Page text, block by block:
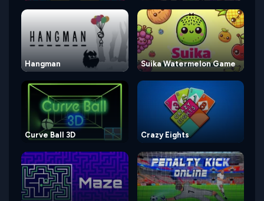
Hangman Suika Watermelon Game
Curve Ball 3D Crazy Eights